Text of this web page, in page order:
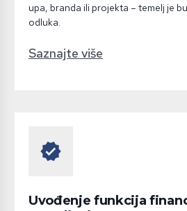
upa, branda ili projekta – temelj je
odluka.
Saznajte više
verified
Uvođenje funkcija